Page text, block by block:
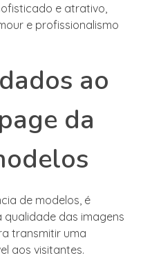
e atrativo,
e profissionalismo
ao
da
de modelos, é
das imagens
transmitir uma
aos visitantes.